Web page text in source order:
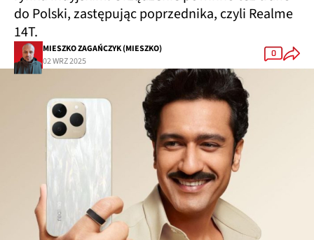
do Polski, zastępując poprzednika, czyli Realme
14T.
MIESZKO ZAGAŃCZYK (MIESZKO)
02 WRZ 2025
0